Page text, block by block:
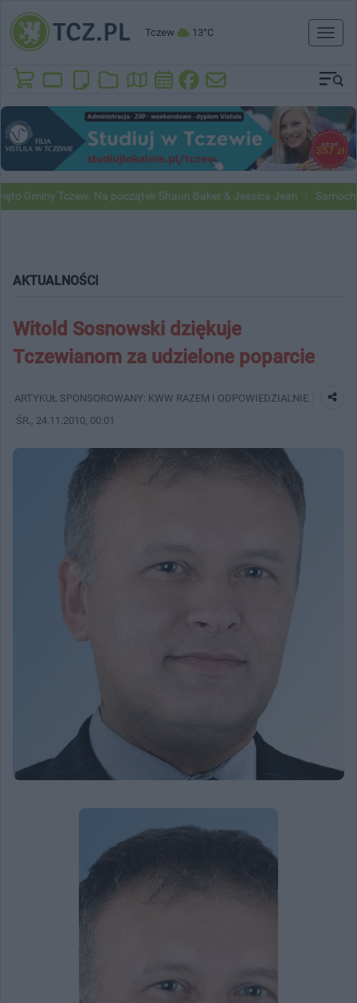
Tczew 13°C
Toggle
Tczew. Na początek Shaun Baker & Jessica Jean Samochody
AKTUALNOŚCI
Witold Sosnowski dziękuje
Tczewianom za udzielone poparcie
ARTYKUŁ SPONSOROWANY: KWW RAZEM I ODPOWIEDZIALNIE
ŚR.
, 24.11.2010, 00:01